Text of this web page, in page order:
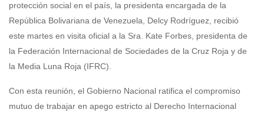
protección social en el país, la presidenta encargada de la
República Bolivariana de Venezuela, Delcy Rodríguez, recibió
este martes en visita oficial a la Sra. Kate Forbes, presidenta de
la Federación Internacional de Sociedades de la Cruz Roja y de
la Media Luna Roja (IFRC).
Con esta reunión, el Gobierno Nacional ratifica el compromiso
mutuo de trabajar en apego estricto al Derecho Internacional